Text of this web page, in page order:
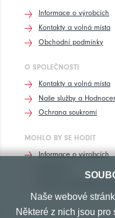
Informace o výrobcích
Kontakty a volná místa
Obchodní podmínky
O SPOLEČNOSTI
Kontakty a volná místa
Naše služby a
Ochrana soukromí
MOHLO BY SE HODIT
Informace o výrobcích
Naše webové
Některé z nich jsou